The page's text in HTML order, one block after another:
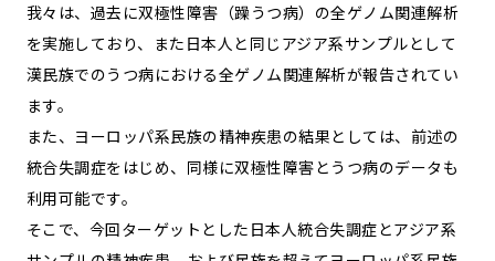
我々は、過去に双極性障害（躁うつ病）の全ゲノム関連解析
を実施しており、また日本人と同じアジア系サンプルとして
漢民族でのうつ病における全ゲノム関連解析が報告されてい
ます。
また、ヨーロッパ系民族の精神疾患の結果としては、前述の
統合失調症をはじめ、同様に双極性障害とうつ病のデータも
利用可能です。
そこで、今回ターゲットとした日本人統合失調症とアジア系